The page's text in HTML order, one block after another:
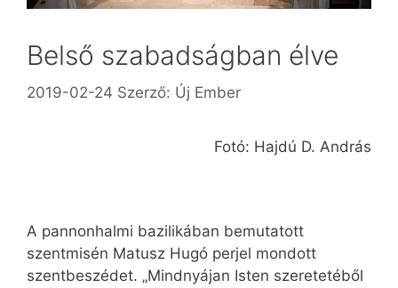
Belső szabadságban élve
2019-02-24 Szerző: Új Ember
Fotó: Hajdú D. András
A pannonhalmi bazilikában bemutatott
szentmisén Matusz Hugó perjel mondott
szentbeszédet. „Mindnyájan Isten szeretetéből